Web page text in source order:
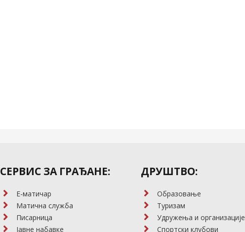
СЕРВИС ЗА ГРАЂАНЕ:
E-матичар
Матична служба
Писарница
Јавне набавке
ДРУШТВО:
Образовање
Туризам
Удружења и организације
Спортски клубови